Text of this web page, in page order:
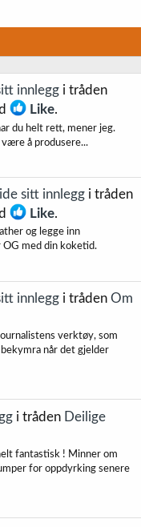
innlegg i tråden
Like.
du helt rett, mener jeg.
å produsere...
sitt innlegg i tråden
Like.
og legge inn
med din koketid.
innlegg i tråden Om
verktøy, som
når det gjelder
i tråden Deilige
fantastisk ! Minner om
for oppdyrking senere